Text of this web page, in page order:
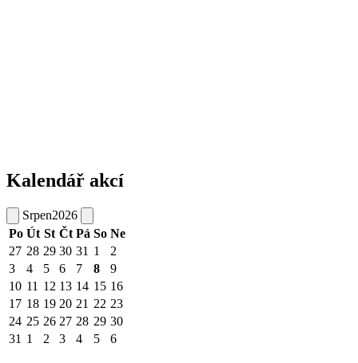
Kalendář akcí
Srpen2026
Po Út St Čt Pá So Ne
27 28 29 30 31 1
2
3
4 5 6 7 8
9
10 11 12 13 14 15 16
17 18 19 20 21 22 23
24 25 26 27 28 29 30
31 1 2 3 4 5 6